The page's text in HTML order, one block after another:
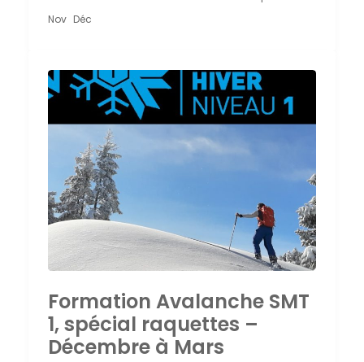
Nov Déc
Formation Avalanche SMT
1, spécial raquettes –
Décembre à Mars